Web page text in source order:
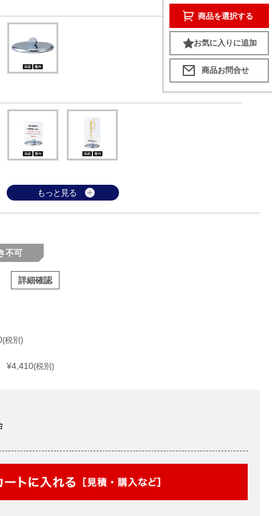
もっと見る
不可
詳細確認
(税別)
¥4,410(税別)
商品を選択する
お気に入りに追加